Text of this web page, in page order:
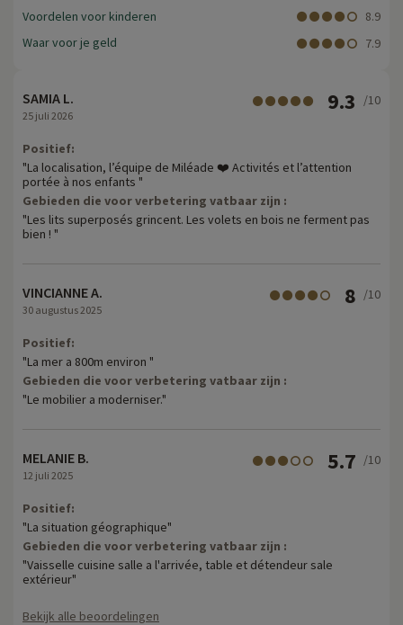
Voordelen voor kinderen
8.9
Waar voor je geld
7.9
SAMIA L.
25 juli 2026
9.3 /10
Positief:
"La localisation, l’équipe de Miléade ❤️ Activités et l’attention
portée à nos enfants "
Gebieden die voor verbetering vatbaar zijn :
"Les lits superposés grincent. Les volets en bois ne ferment pas
bien ! "
VINCIANNE A.
30 augustus 2025
8 /10
Positief:
"La mer a 800m environ "
Gebieden die voor verbetering vatbaar zijn :
"Le mobilier a moderniser."
MELANIE B.
12 juli 2025
5.7 /10
Positief:
"La situation géographique"
Gebieden die voor verbetering vatbaar zijn :
"Vaisselle cuisine salle a l'arrivée, table et détendeur sale
extérieur"
Bekijk alle beoordelingen